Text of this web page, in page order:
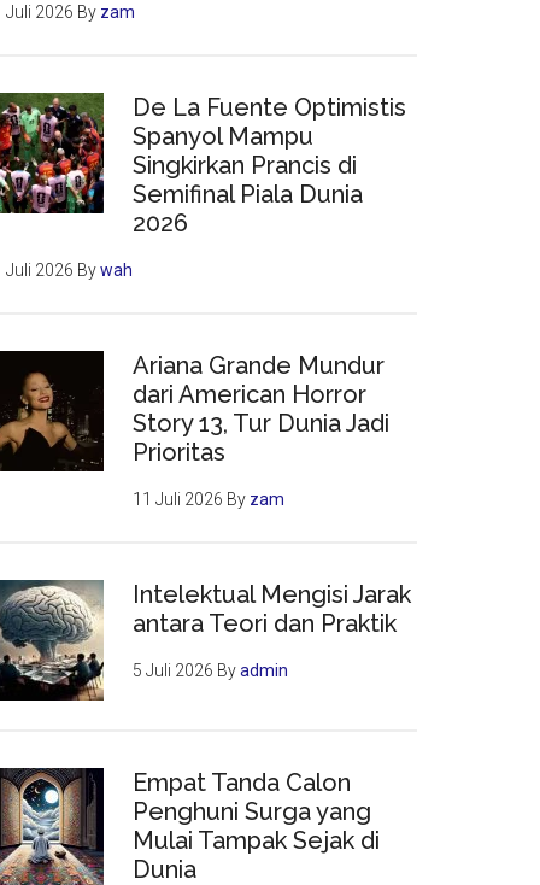
Juli 2026 By zam
De La Fuente Optimistis
Spanyol Mampu
Singkirkan Prancis di
Semifinal Piala Dunia
2026
Juli 2026 Bywah
Ariana Grande Mundur
dari American Horror
Story 13, Tur Dunia Jadi
Prioritas
11 Juli 2026 By zam
Intelektual Mengisi Jarak
antara Teori dan Praktik
5 Juli 2026 Byadmin
Empat Tanda Calon
Penghuni Surga yang
Mulai Tampak Sejak di
Dunia